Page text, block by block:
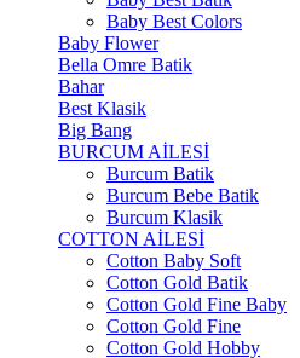
Baby Best Colors
Baby Flower
Bella Omre Batik
Bahar
Best Klasik
Big Bang
BURCUM AİLESİ
Burcum Batik
Burcum Bebe Batik
Burcum Klasik
COTTON AİLESİ
Cotton Baby Soft
Cotton Gold Batik
Cotton Gold Fine Baby
Cotton Gold Fine
Cotton Gold Hobby